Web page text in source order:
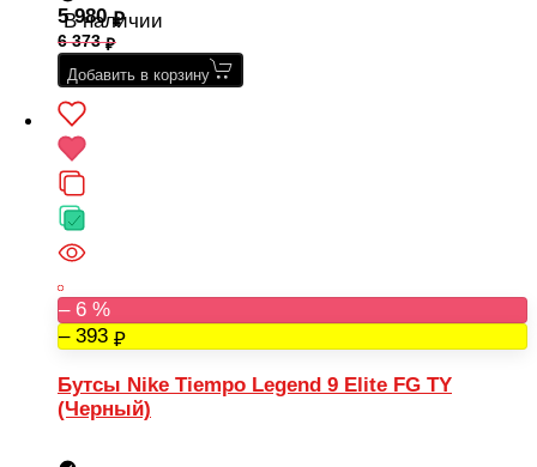
В наличии
5 980
6 373
Добавить в корзину
– 6 %
– 393
Бутсы Nike Tiempo Legend 9 Elite FG TY
(Черный)